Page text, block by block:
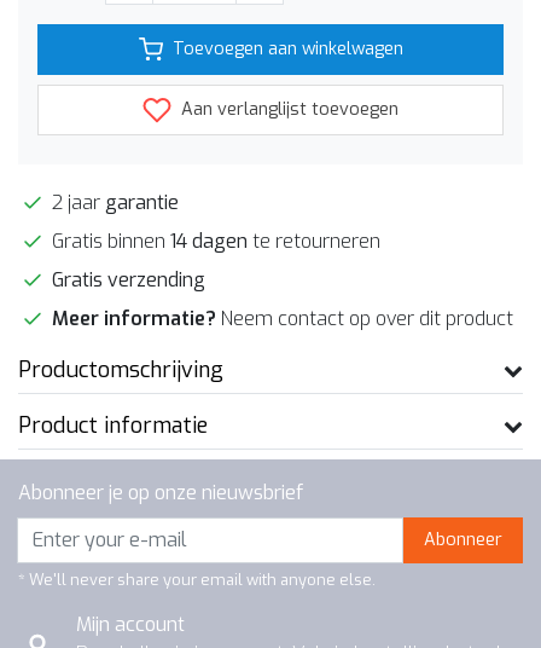
Toevoegen aan winkelwagen
Aan verlanglijst toevoegen
2 jaar garantie
Gratis binnen 14 dagen te retourneren
Gratis verzending
Meer informatie? Neem contact op over dit product
Productomschrijving
Product informatie
Abonneer je op onze nieuwsbrief
Abonneer
* We'll never share your email with anyone else.
Mijn account